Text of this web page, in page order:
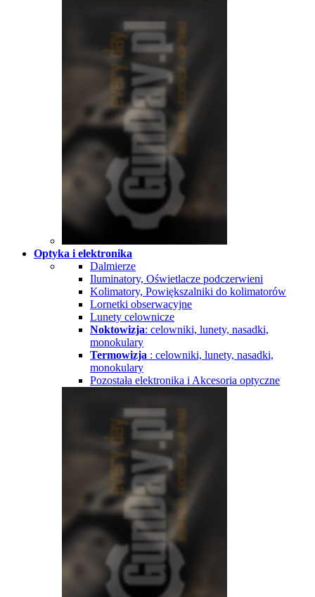
Optyka i elektronika
Dalmierze
Iluminatory, Oświetlacze podczerwieni
Kolimatory, Powiększalniki do kolimatorów
Lornetki obserwacyjne
Lunety celownicze
Noktowizja: celowniki, lunety, nasadki,
monokulary
Termowizja : celowniki, lunety, nasadki,
monokulary
Pozostała elektronika i Akcesoria optyczne